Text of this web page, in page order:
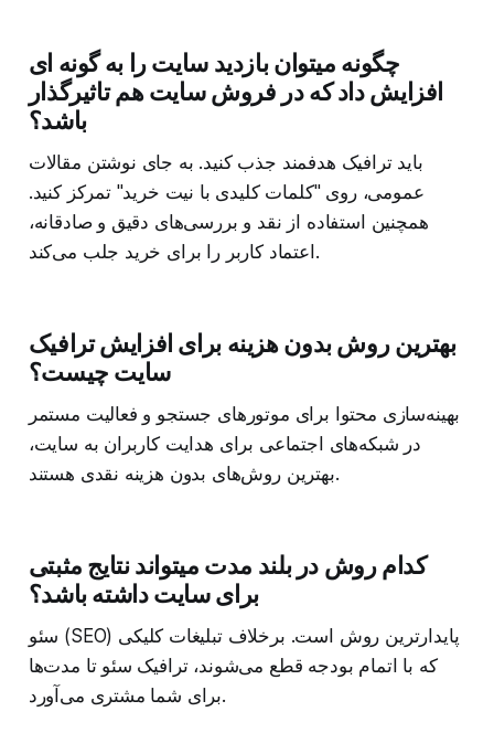
چگونه میتوان بازدید سایت را به گونه ای
افزایش داد که در فروش سایت هم تاثیرگذار
باشد؟
باید ترافیک هدفمند جذب کنید. به جای نوشتن مقالات
عمومی، روی "کلمات کلیدی با نیت خرید" تمرکز کنید.
همچنین استفاده از نقد و بررسی‌های دقیق و صادقانه،
اعتماد کاربر را برای خرید جلب می‌کند.
بهترین روش بدون هزینه برای افزایش ترافیک
سایت چیست؟
بهینه‌سازی محتوا برای موتورهای جستجو و فعالیت مستمر
در شبکه‌های اجتماعی برای هدایت کاربران به سایت،
بهترین روش‌های بدون هزینه نقدی هستند.
کدام روش در بلند مدت میتواند نتایج مثبتی
برای سایت داشته باشد؟
سئو (SEO) پایدارترین روش است. برخلاف تبلیغات کلیکی
که با اتمام بودجه قطع می‌شوند، ترافیک سئو تا مدت‌ها
برای شما مشتری می‌آورد.